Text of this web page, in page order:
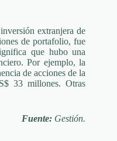
extranjera de
de portafolio, fue
que hubo una
Por ejemplo, la
de acciones de la
33 millones. Otras
Fuente: Gestión.